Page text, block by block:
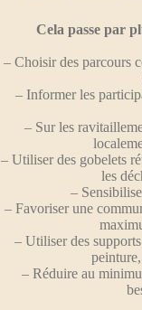
Cela passe par
– Choisir des parcours
– Informer les
– Sur les
– Utiliser des gobelets
les
–
– Favoriser une
– Utiliser des
– Réduire au